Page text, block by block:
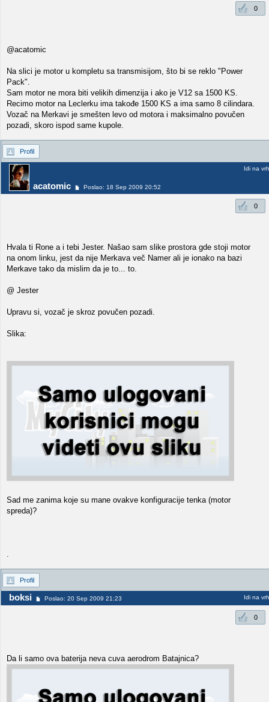
0
@acatomic
Na slici je motor u kompletu sa transmisijom, što bi se reklo "Power
Pack".
Sam motor ne mora biti velikih dimenzija i ako je V12 sa 1500 KS.
Recimo motor na Leclerku ima takođe 1500 KS a ima samo 8 cilindara.
Vozač na Merkavi je smešten levo od motora i maksimalno povučen
pozadi, skoro ispod same kupole.
Profil
acatomic Poslao: 18 Sep 2009 20:52
Idi na vrh
0
Hvala ti Rone a i tebi Jester. Našao sam slike prostora gde stoji motor
na onom linku, jest da nije Merkava več Namer ali je ionako na bazi
Merkave tako da mislim da je to... to.
@ Jester
Upravu si, vozač je skroz povučen pozadi.
Slika:
Sad me zanima koje su mane ovakve konfiguracije tenka (motor
spreda)?
Profil
boksi Poslao: 20 Sep 2009 21:23 Idi na vrh
0
Da li samo ova baterija neva cuva aerodrom Batajnica?